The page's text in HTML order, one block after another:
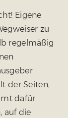
Eigene
zu
regelmäßig
der Seiten,
dafür
auf die